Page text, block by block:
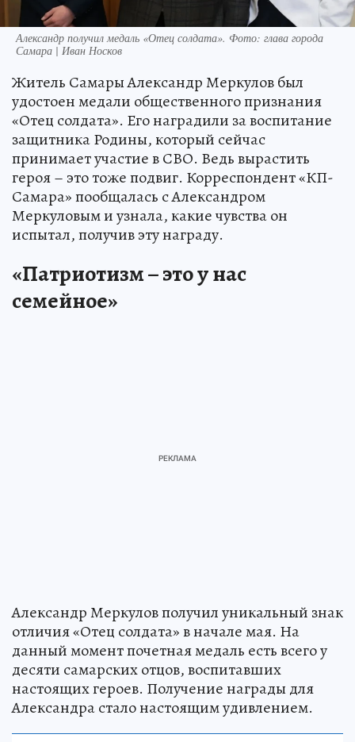
Александр получил медаль «Отец солдата». Фото: глава города
Самара | Иван Носков
Житель Самары Александр Меркулов был
удостоен медали общественного признания
«Отец солдата». Его наградили за воспитание
защитника Родины, который сейчас
принимает участие в СВО. Ведь вырастить
героя – это тоже подвиг. Корреспондент «КП-
Самара» пообщалась с Александром
Меркуловым и узнала, какие чувства он
испытал, получив эту награду.
«Патриотизм – это у нас
семейное»
Александр Меркулов получил уникальный знак
отличия «Отец солдата» в начале мая. На
данный момент почетная медаль есть всего у
десяти самарских отцов, воспитавших
настоящих героев. Получение награды для
Александра стало настоящим удивлением.